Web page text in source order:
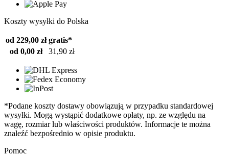
Koszty wysyłki do Polska
od 229,00 zł gratis*
od 0,00 zł
31,90 zł
*Podane koszty dostawy obowiązują w przypadku standardowej
wysyłki. Mogą wystąpić dodatkowe opłaty, np. ze względu na
wagę, rozmiar lub właściwości produktów. Informacje te można
znaleźć bezpośrednio w opisie produktu.
Pomoc